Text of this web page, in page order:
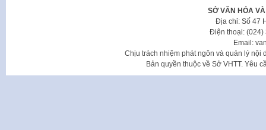
SỞ VĂN HÓA
Địa chỉ: Số 47
Điện thoại: (024)
Email:
Chịu trách nhiệm phát ngôn và quản lý nội
Bản quyền thuộc về Sở VHTT. Yêu